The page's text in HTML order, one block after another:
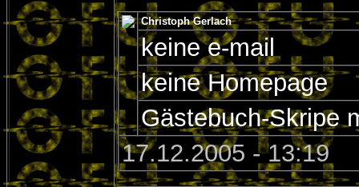
Christoph Gerlach
keine e-mail
keine Homepage
Gästebuch-Skripe
17.12.2005 - 13:19